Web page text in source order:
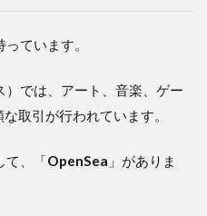
っています。
では、アート、音楽、ゲー
取引が行われています。
て、「OpenSea 」がありま